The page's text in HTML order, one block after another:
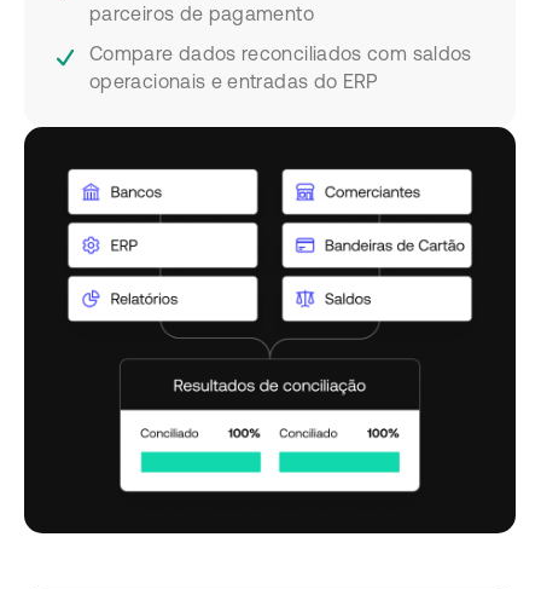
parceiros de pagamento
Compare dados reconciliados com saldos
operacionais e entradas do ERP